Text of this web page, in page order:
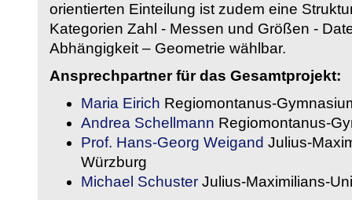
orientierten Einteilung ist zudem eine
Kategorien Zahl - Messen und Größen -
Abhängigkeit – Geometrie wählbar.
Ansprechpartner für das Gesamtprojekt:
Maria Eirich Regiomontanus-
Andrea Schellmann Regiomontanus-
Prof. Hans-Georg Weigand Julius-
Würzburg
Michael Schuster Julius-Maximilians-